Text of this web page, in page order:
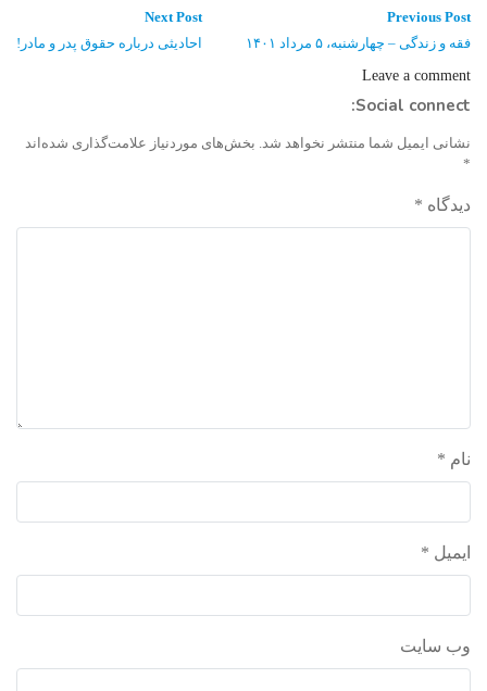
راهبری
نوشته
Previous Post
Previous
فقه و زندگی – چهارشنبه، ۵ مرداد ۱۴۰۱
Next Post
Next
احادیثی درباره حقوق پدر و مادر!
Leave a comment
Social connect:
نشانی ایمیل شما منتشر نخواهد شد. بخش‌های موردنیاز علامت‌گذاری شده‌اند
*
دیدگاه *
نام *
ایمیل *
وب‌ سایت